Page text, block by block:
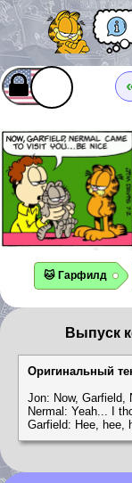
🐱 Гарфилд
Выпуск
Оригинальный
Jon: Now, Garfield,
Nermal: Yeah... I
Garfield: Hee, hee,